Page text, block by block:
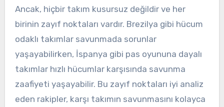
Ancak, hiçbir takım kusursuz değildir ve her
birinin zayıf noktaları vardır. Brezilya gibi hücum
odaklı takımlar savunmada sorunlar
yaşayabilirken, İspanya gibi pas oyununa dayalı
takımlar hızlı hücumlar karşısında savunma
zaafiyeti yaşayabilir. Bu zayıf noktaları iyi analiz
eden rakipler, karşı takımın savunmasını kolayca